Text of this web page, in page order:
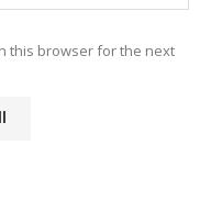
this browser for the next